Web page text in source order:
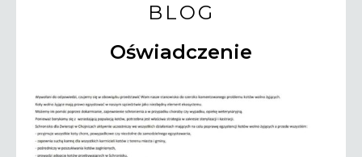
BLOG
Oświadczenie